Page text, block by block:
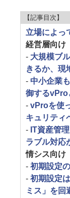
【記事目次】
立場によっ
経営層向け
- 大規模ブ
きるか、現
- 中小企業
御する
-vProを使
キュリティ
- IT資産管
ラブル対応
情シス向け
-初期設定
-初期設定
ミス」を回